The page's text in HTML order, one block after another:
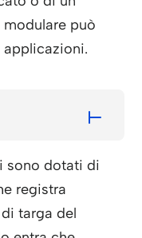
può
sono dotati di
registra
targa del